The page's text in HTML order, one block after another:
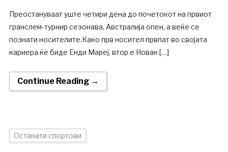
Преостануваат уште четири дена до почетокот на првиот
гранслем-турнир сезонава, Австралија опен, а веќе се
познати носителите.Како прв носител првпат во својата
кариера ќе биде Енди Мареј, втор е Новак […]
Continue Reading →
Останати спортови